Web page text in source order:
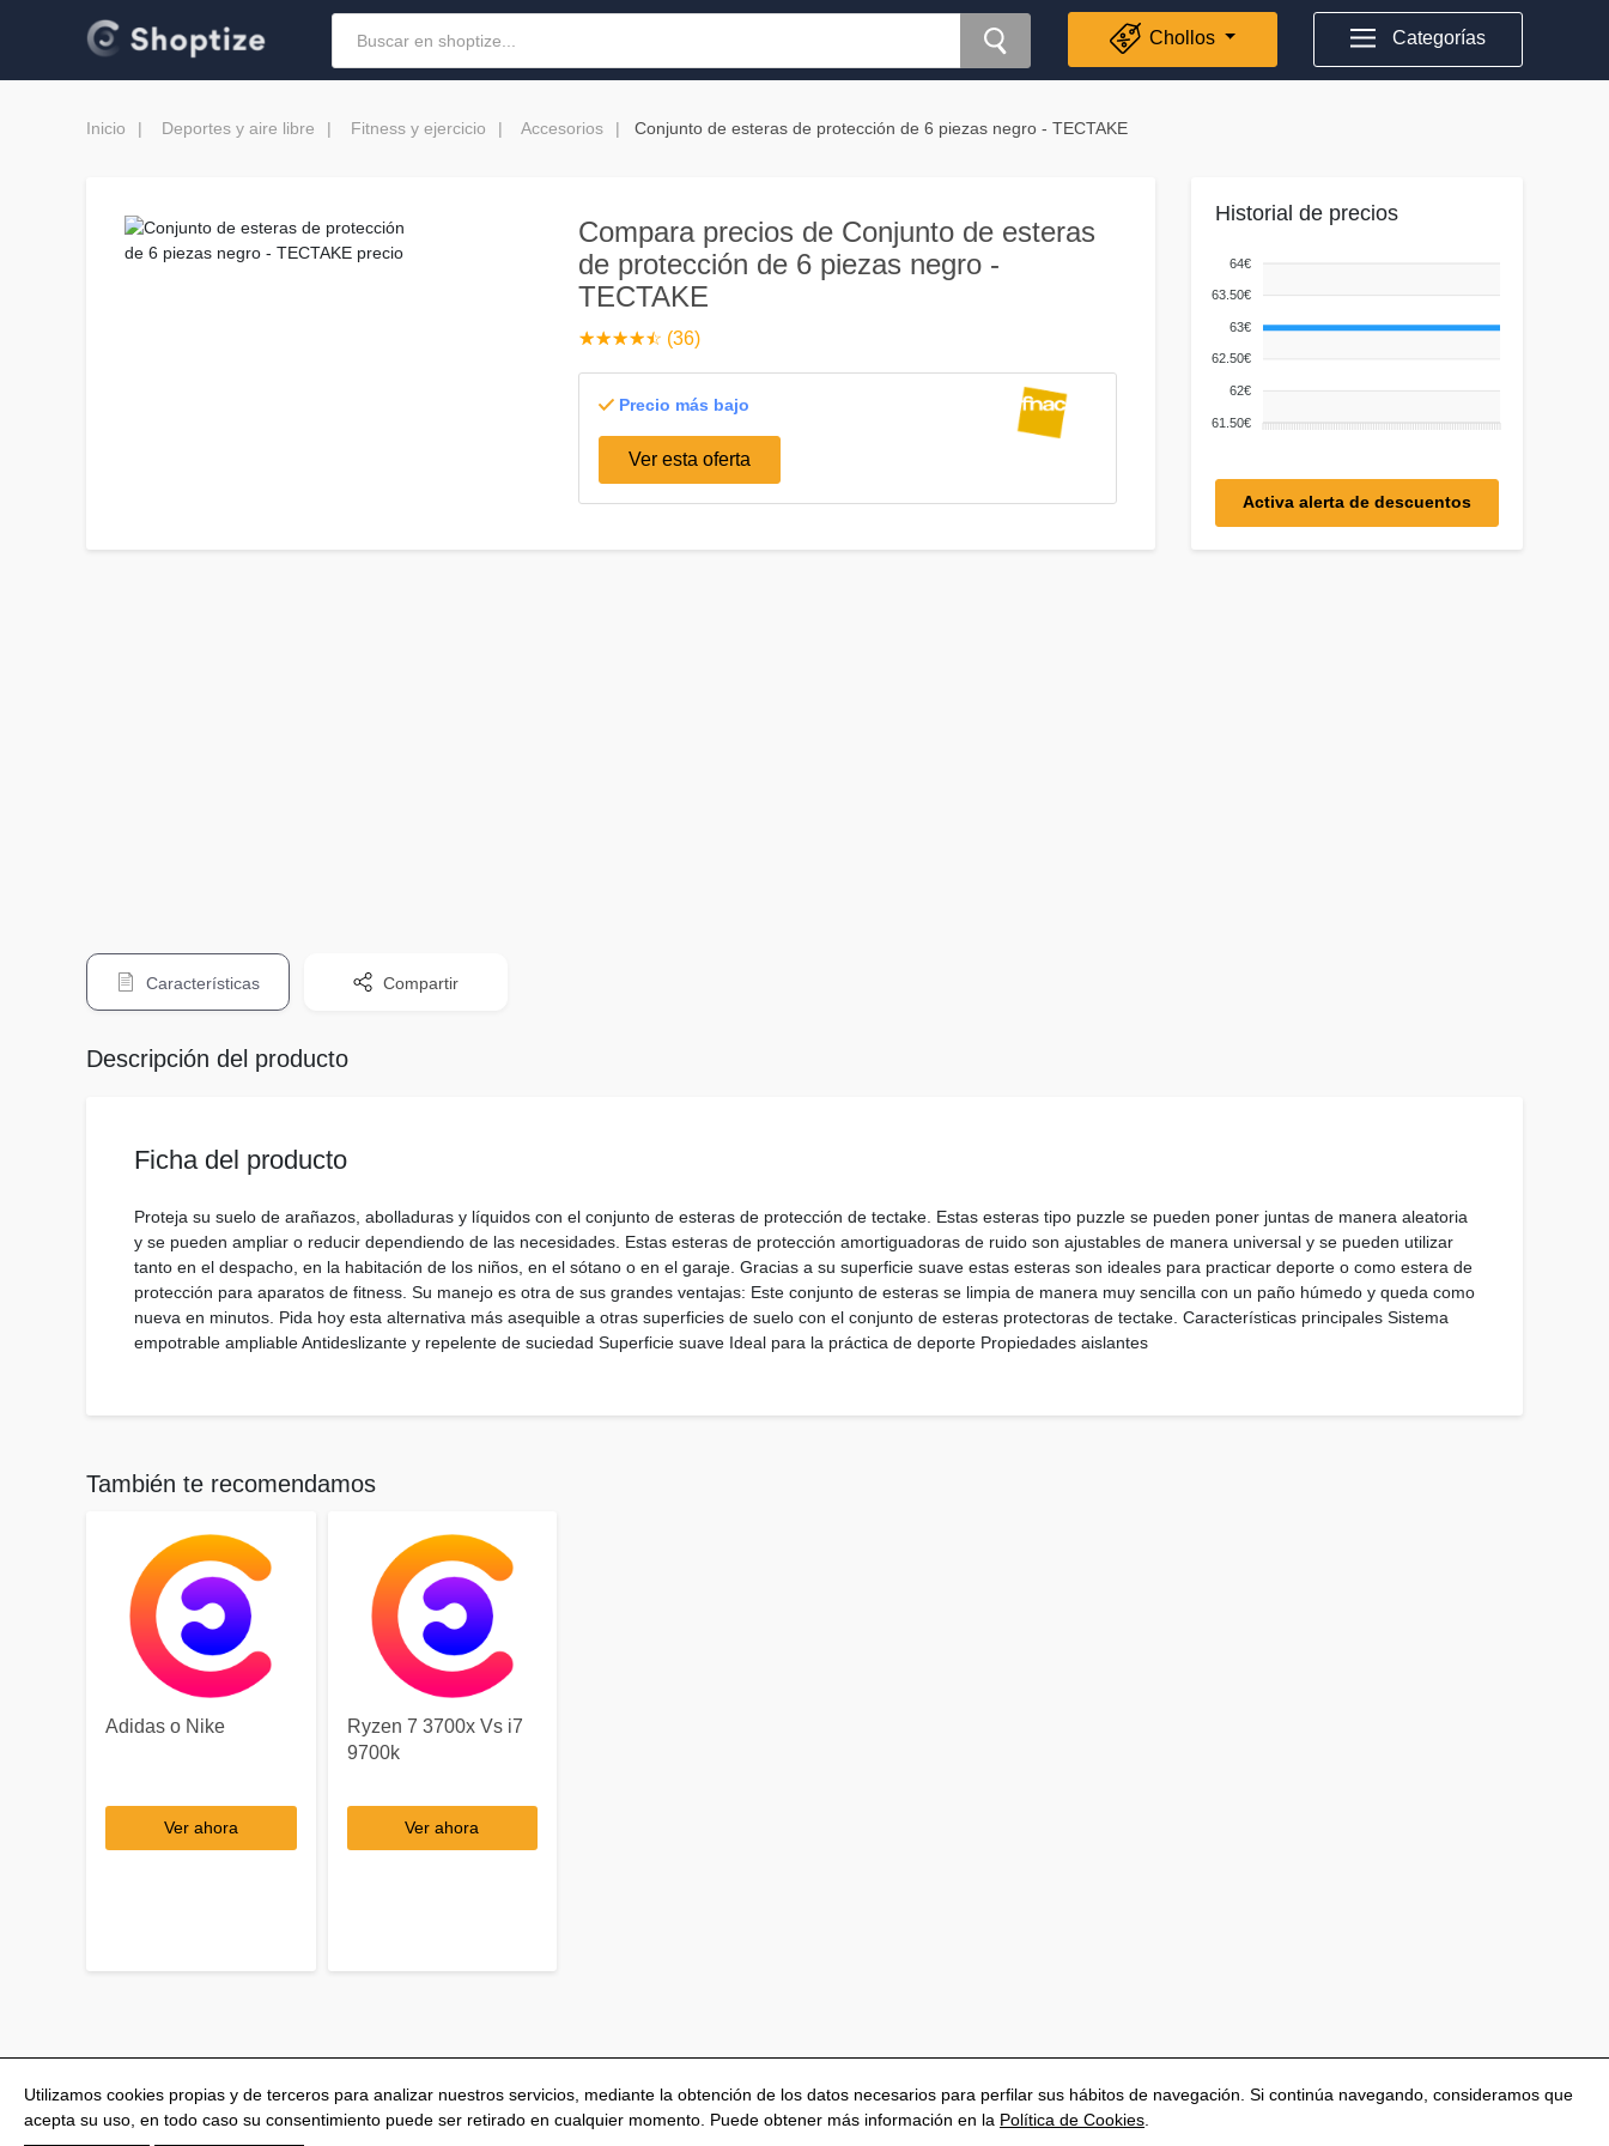
Chollos Categorías
Inicio Deportes y aire libre Fitness y ejercicio Accesorios Conjunto de esteras de protección de 6 piezas negro - TECTAKE
Compara precios de Conjunto de esteras
de protección de 6 piezas negro -
TECTAKE
☆☆☆☆☆
★★★★★ (36)
Precio más bajo
Ver esta oferta
Historial de precios
64€
63.50€
63€
62.50€
62€
61.50€
Activa alerta de descuentos
Características Compartir
Descripción del producto
Ficha del producto
Proteja su suelo de arañazos, abolladuras y líquidos con el conjunto de esteras de protección de tectake. Estas esteras tipo puzzle se pueden poner juntas de manera aleatoria
y se pueden ampliar o reducir dependiendo de las necesidades. Estas esteras de protección amortiguadoras de ruido son ajustables de manera universal y se pueden utilizar
tanto en el despacho, en la habitación de los niños, en el sótano o en el garaje. Gracias a su superficie suave estas esteras son ideales para practicar deporte o como estera de
protección para aparatos de fitness. Su manejo es otra de sus grandes ventajas: Este conjunto de esteras se limpia de manera muy sencilla con un paño húmedo y queda como
nueva en minutos. Pida hoy esta alternativa más asequible a otras superficies de suelo con el conjunto de esteras protectoras de tectake. Características principales Sistema
empotrable ampliable Antideslizante y repelente de suciedad Superficie suave Ideal para la práctica de deporte Propiedades aislantes
También te recomendamos
Adidas o Nike
Ver ahora
Ryzen 7 3700x Vs i7
9700k
Ver ahora
Utilizamos cookies propias y de terceros para analizar nuestros servicios, mediante la obtención de los datos necesarios para perfilar sus hábitos de navegación. Si continúa navegando, consideramos que
acepta su uso, en todo caso su consentimiento puede ser retirado en cualquier momento. Puede obtener más información en la Política de Cookies